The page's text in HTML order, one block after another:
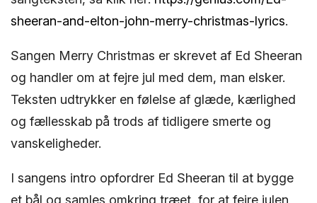
sheeran-and-elton-john-merry-christmas-lyrics.
Sangen Merry Christmas er skrevet af Ed Sheeran
og handler om at fejre jul med dem, man elsker.
Teksten udtrykker en følelse af glæde, kærlighed
og fællesskab på trods af tidligere smerte og
vanskeligheder.
I sangens intro opfordrer Ed Sheeran til at bygge